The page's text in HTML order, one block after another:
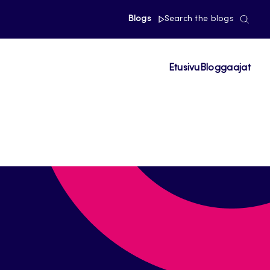
Blogs Search the blogs
Etusivu Bloggaajat